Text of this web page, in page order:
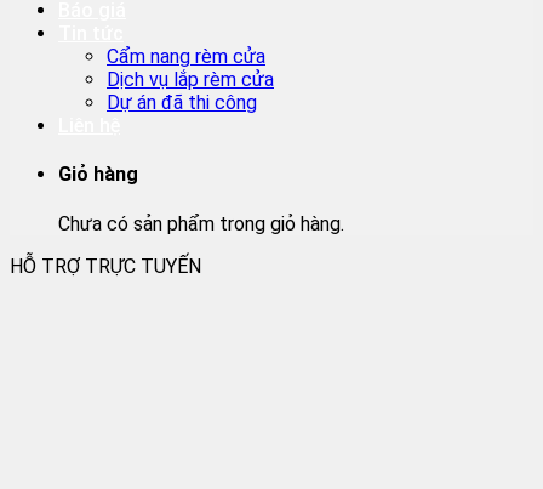
Cẩm nang rèm cửa
Dịch vụ lắp rèm cửa
Dự án đã thi công
Giỏ hàng
Chưa có sản phẩm trong giỏ hàng.
HỖ TRỢ TRỰC TUYẾN